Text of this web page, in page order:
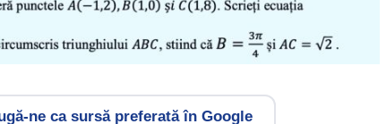
ne ca sursă preferată în Google